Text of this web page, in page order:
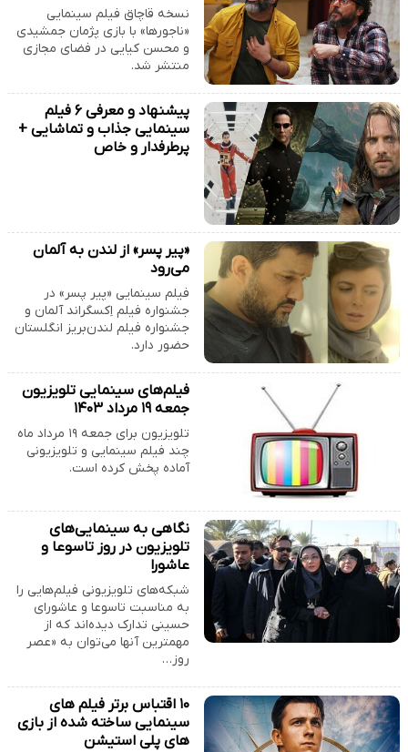
نسخه قاچاق فیلم سینمایی
«ناجورها» با بازی پژمان جمشیدی
و محسن کیایی در فضای مجازی
منتشر شد.
پیشنهاد و معرفی ۶ فیلم
سینمایی جذاب و تماشایی +
پرطرفدار و خاص
«پیر پسر» از لندن به آلمان
می‌رود
فیلم سینمایی «پیر پسر» در
جشنواره فیلم اِکسگراند آلمان و
جشنواره فیلم لندن‌بریز انگلستان
حضور دارد.
فیلم‌های سینمایی تلویزیون
جمعه ۱۹ مرداد ۱۴۰۳
تلویزیون برای جمعه ۱۹ مرداد ماه
چند فیلم سینمایی و تلویزیونی
آماده پخش کرده است.
نگاهی به سینمایی‌های
تلویزیون در روز تاسوعا و
عاشورا
شبکه‌های تلویزیونی فیلم‌هایی را
به مناسبت تاسوعا و عاشورای
حسینی تدارک دیده‌اند که از
مهمترین آنها می‌توان به «عصر
روز…
۱۰ اقتباس برتر فیلم های
سینمایی ساخته شده از بازی
های پلی استیشن